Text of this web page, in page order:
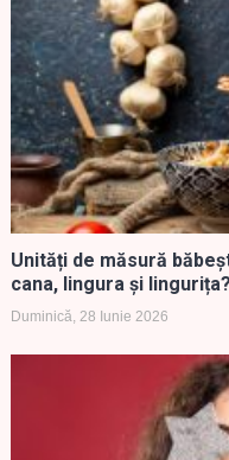
Unități de măsură
cana, lingura și lingurița?
Duminică, 28 Iunie 2026